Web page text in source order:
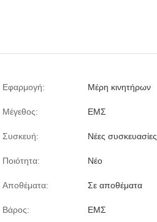
Εφαρμογή: Μέρη κινητήρων
Μέγεθος: ΕΜΣ
Συσκευή: Νέες συσκευασίες
Ποιότητα: Νέο
Αποθέματα: Σε αποθέματα
Βάρος: ΕΜΣ